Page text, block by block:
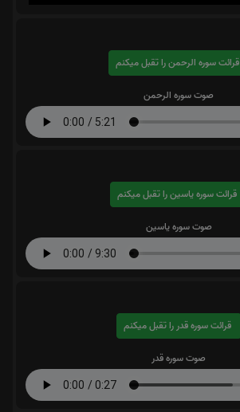
قرائت سوره الرحمن را تقبل میکنم
صوت سوره الرحمن
قرائت سوره یاسین را تقبل میکنم
صوت سوره یاسین
قرائت سوره قدر را تقبل میکنم
صوت سوره قدر